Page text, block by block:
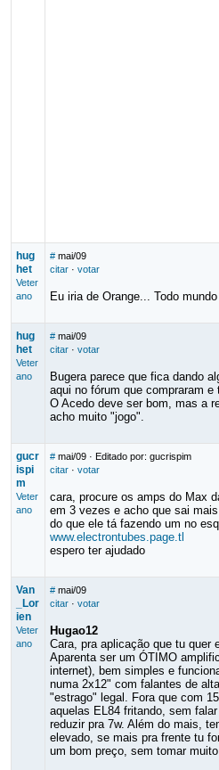
hug
het
Veter
ano
# mai/09
citar· votar
Eu iria de Orange... Todo
hug
het
Veter
ano
# mai/09
citar· votar
Bugera parece que fica dando
aqui no fórum que compraram e
O Acedo deve ser bom, mas a
acho muito "jogo".
gucr
ispi
m
Veter
ano
# mai/09· Editado por: gucrispim
citar· votar
cara, procure os amps do Max
em 3 vezes e acho que sai
do que ele tá fazendo um no
www.electrontubes.page.tl
espero ter ajudado
Van
_Lor
ien
Veter
ano
# mai/09
citar· votar
Hugao12
Cara, pra aplicação que tu quer
Aparenta ser um ÓTIMO
internet), bem simples e
numa 2x12" com falantes de
"estrago" legal. Fora que com
aquelas EL84 fritando, sem
reduzir pra 7w. Além do mais,
elevado, se mais pra frente tu
um bom preço, sem tomar